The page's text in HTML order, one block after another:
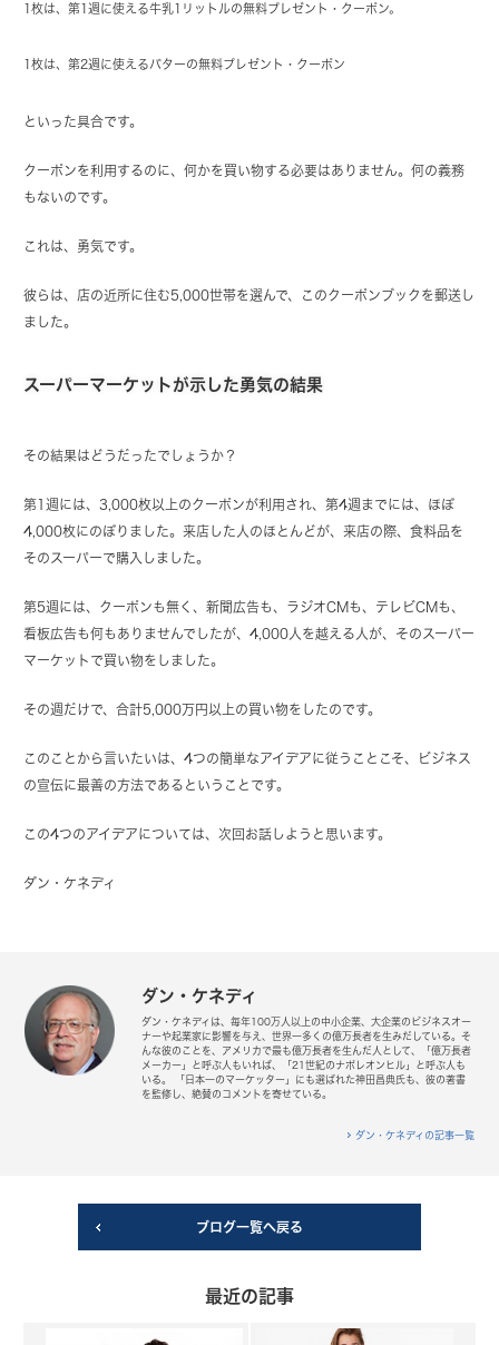
1枚は、第1週に使える牛乳1リットルの無料プレゼント・クーポン。
1枚は、第2週に使えるバターの無料プレゼント・クーポン
といった具合です。
クーポンを利用するのに、何かを買い物する必要はありません。何の義務
もないのです。
これは、勇気です。
彼らは、店の近所に住む5,000世帯を選んで、このクーポンブックを郵送し
ました。
スーパーマーケットが示した勇気の結果
その結果はどうだったでしょうか？
第1週には、3,000枚以上のクーポンが利用され、第4週までには、ほぼ
4,000枚にのぼりました。来店した人のほとんどが、来店の際、食料品を
そのスーパーで購入しました。
第5週には、クーポンも無く、新聞広告も、ラジオCMも、テレビCMも、
看板広告も何もありませんでしたが、4,000人を越える人が、そのスーパー
マーケットで買い物をしました。
その週だけで、合計5,000万円以上の買い物をしたのです。
このことから言いたいは、4つの簡単なアイデアに従うことこそ、ビジネス
の宣伝に最善の方法であるということです。
この4つのアイデアについては、次回お話しようと思います。
ダン・ケネディ
ダン・ケネディ
ダン・ケネディは、毎年100万人以上の中小企業、大企業のビジネスオー
ナーや起業家に影響を与え、世界一多くの億万長者を生みだしている。そ
んな彼のことを、アメリカで最も億万長者を生んだ人として、「億万長者
メーカー」と呼ぶ人もいれば、「21世紀のナポレオンヒル」と呼ぶ人も
いる。 「日本一のマーケッター」にも選ばれた神田昌典氏も、彼の著書
を監修し、絶賛のコメントを寄せている。
ダン・ケネディの記事一覧
ブログ一覧へ戻る
最近の記事